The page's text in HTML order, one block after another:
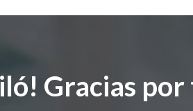
Gracias por